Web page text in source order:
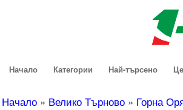
Начало Категории Най-търсено
Начало» Велико Търново» Горна